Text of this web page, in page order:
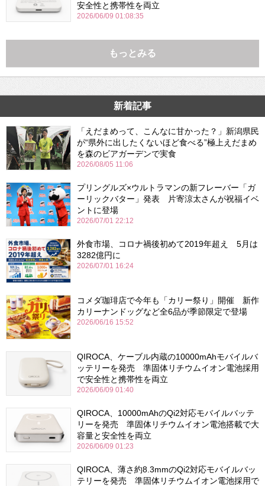
安全性と携帯性を両立
2026/06/09 01:08:35
もっとみる
新着記事
「えだまめって、こんなに甘かった？」新潟県民
が“県外に出したくないほど食べる”極上えだまめ
を森のビアガーデンで実食
2026/08/05 11:06
プリングルズ×ウルトラマンの新フレーバー「ガ
ーリックバター」発表 片寄涼太さんが祝福イベ
ントに登場
2026/07/01 22:12
外食市場、コロナ禍後初めて2019年超え 5月は
3282億円に
2026/07/01 16:24
コメダ珈琲店で今年も「カリー祭り」開催 新作
カリーナンドッグなど全6品が季節限定で登場
2026/06/16 15:52
QIROCA、ケーブル内蔵の10000mAhモバイルバ
ッテリーを発売 準固体リチウムイオン電池採用
で安全性と携帯性を両立
2026/06/09 01:40
QIROCA、10000mAhのQi2対応モバイルバッテ
リーを発売 準固体リチウムイオン電池搭載で大
容量と安全性を両立
2026/06/09 01:23
QIROCA、薄さ約8.3mmのQi2対応モバイルバッ
テリーを発売 準固体リチウムイオン電池採用で